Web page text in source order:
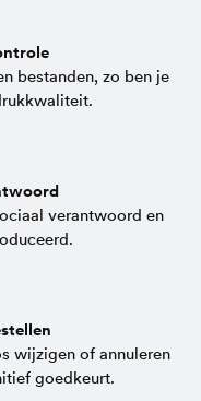
bestanden, zo ben je
verantwoord en
wijzigen of annuleren
goedkeurt.